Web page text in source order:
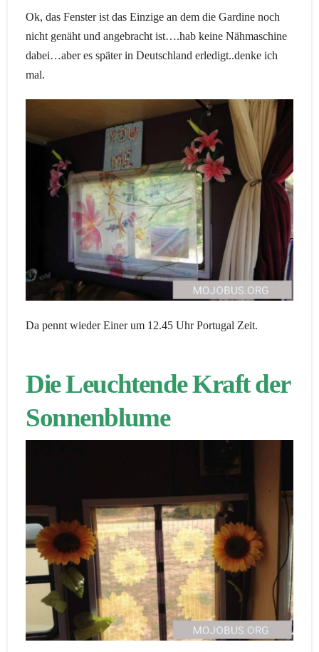
Ok, das Fenster ist das Einzige an dem die Gardine noch
nicht genäht und angebracht ist….hab keine Nähmaschine
dabei…aber es später in Deutschland erledigt..denke ich
mal.
Da pennt wieder Einer um 12.45 Uhr Portugal Zeit.
Die Leuchtende Kraft der
Sonnenblume